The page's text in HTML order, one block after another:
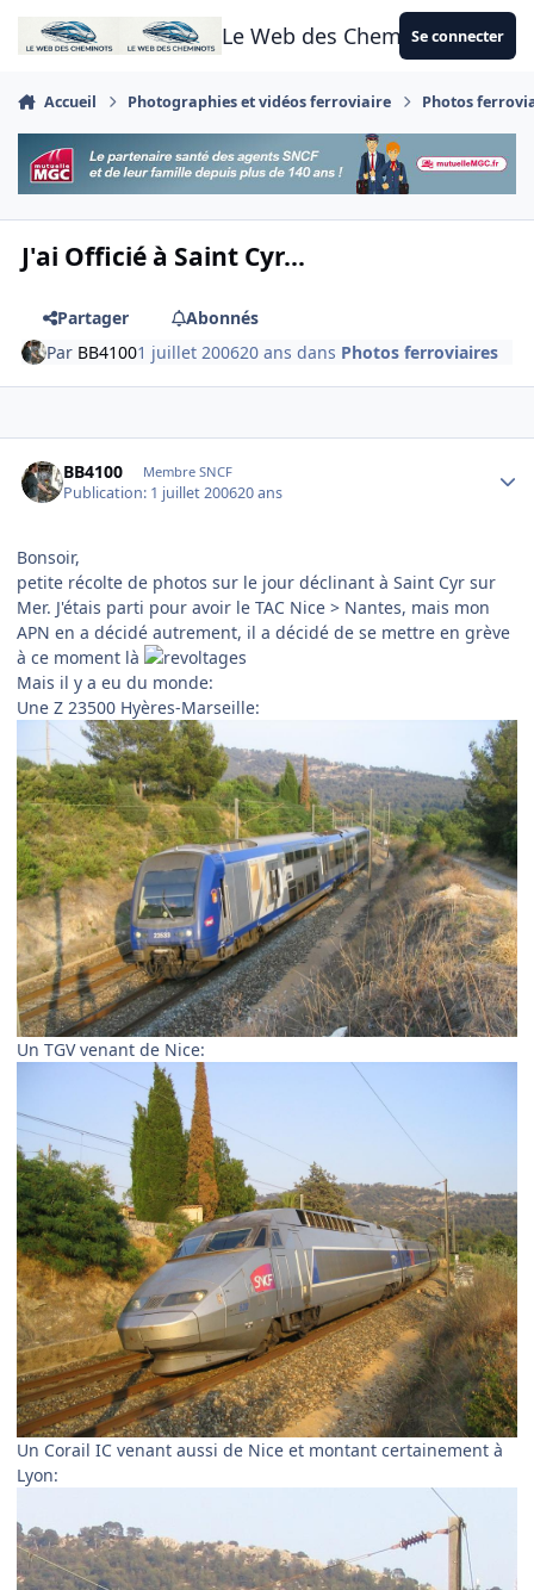
Aller au contenu
Le Web des CheminotsSe connecter
Accueil Photographies et vidéos ferroviaire Photos
J'ai Officié à Saint Cyr...
Partager
Abonnés
Par BB41001 juillet 200620 ans dans Photos ferroviaires
BB4100 Membre SNCF
Publication: 1 juillet 200620 ans
Bonsoir,
petite récolte de photos sur le jour déclinant à Saint Cyr sur
Mer. J'étais parti pour avoir le TAC Nice > Nantes, mais mon
APN en a décidé autrement, il a décidé de se mettre en grève
à ce moment là
Mais il y a eu du monde:
Une Z 23500 Hyères-Marseille:
Un TGV venant de Nice:
Un Corail IC venant aussi de Nice et montant certainement à
Lyon: